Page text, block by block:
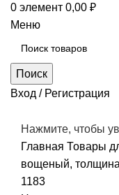
0 элемент 0,00 ₽
Меню
Поиск
Вход / Регистрация
Нажмите, чтобы
Главная Товары
вощеный,
1183